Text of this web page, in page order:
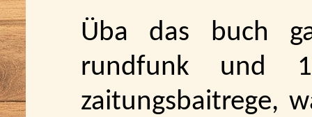
Üba das buch
rundfunk und
zaitungsbaitrege,